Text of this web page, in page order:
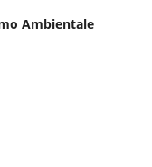
Ambientale